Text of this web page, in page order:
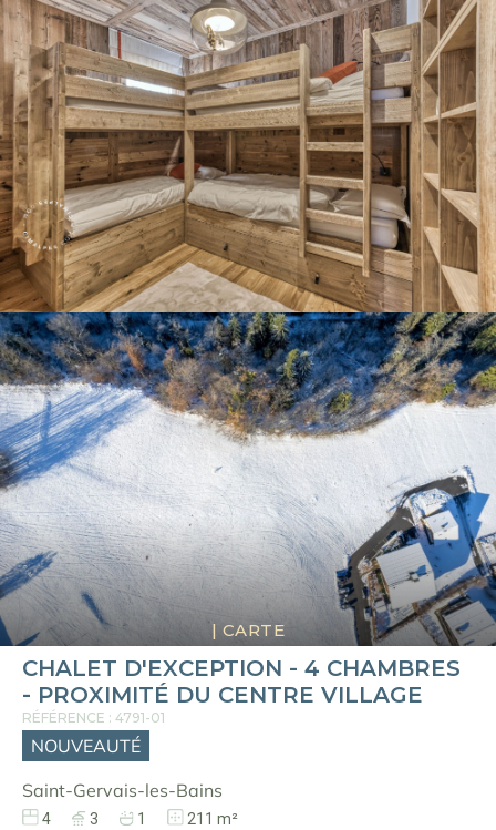
CHALET D'EXCEPTION - 4 CHAMBRES
- PROXIMITÉ DU CENTRE VILLAGE
RÉFÉRENCE : 4791-01
NOUVEAUTÉ
Saint-Gervais-les-Bains
| CARTE
4 3 1 211 m²